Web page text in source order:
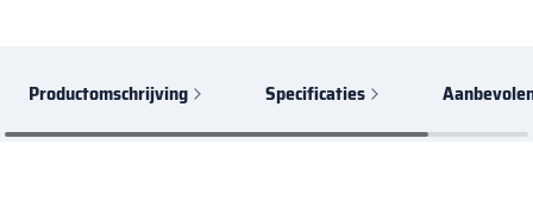
Productomschrijving Specificaties